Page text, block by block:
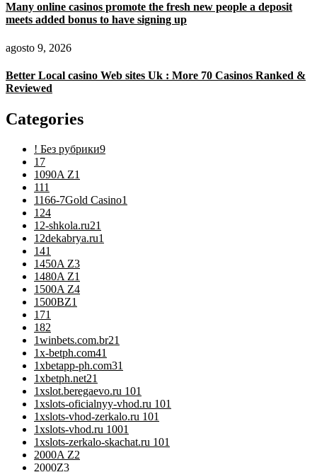
Many online casinos promote the fresh new people a deposit
meets added bonus to have signing up
agosto 9, 2026
Better Local casino Web sites Uk : More 70 Casinos Ranked &
Reviewed
Categories
! Без рубрики9
1 7
1090A Z1
111
1166-7Gold Casino1
124
12-shkola.ru21
12dekabrya.ru1
141
1450A Z3
1480A Z1
1500A Z4
1500BZ1
171
182
1winbets.com.br21
1x-betph.com41
1xbetapp-ph.com31
1xbetph.net21
1xslot.beregaevo.ru 101
1xslots-oficialnyy-vhod.ru 101
1xslots-vhod-zerkalo.ru 101
1xslots-vhod.ru 1001
1xslots-zerkalo-skachat.ru 101
2000A Z2
2000Z3